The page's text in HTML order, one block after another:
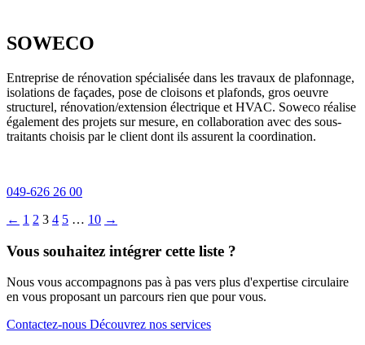
SOWECO
Entreprise de rénovation spécialisée dans les travaux de plafonnage,
isolations de façades, pose de cloisons et plafonds, gros oeuvre
structurel, rénovation/extension électrique et HVAC. Soweco réalise
également des projets sur mesure, en collaboration avec des sous-
traitants choisis par le client dont ils assurent la coordination.
049-626 26 00
← 1 2 3 4 5 … 10 →
Vous souhaitez intégrer cette liste ?
Nous vous accompagnons pas à pas vers plus d'expertise circulaire
en vous proposant un parcours rien que pour vous.
Contactez-nous Découvrez nos services